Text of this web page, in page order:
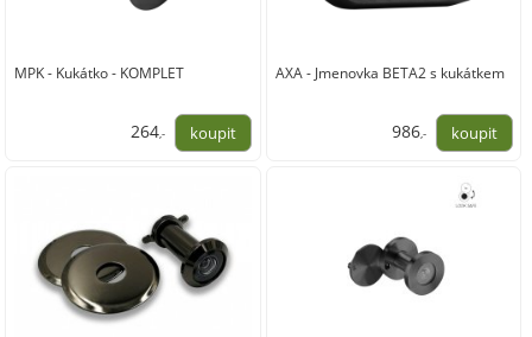
MPK - Kukátko - KOMPLET
264,-
AXA - Jmenovka BETA2 s kukátkem
986,-